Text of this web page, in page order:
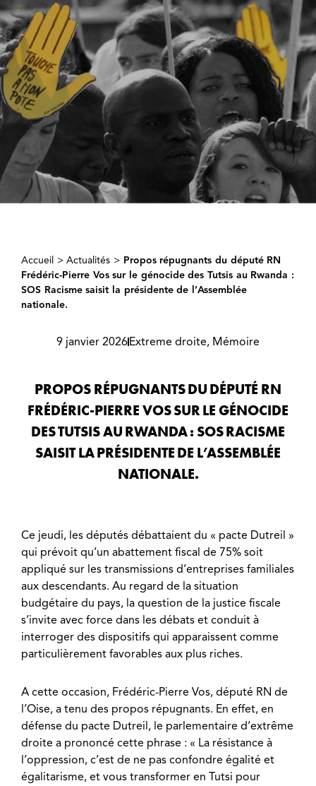
Accueil >Actualités > Propos répugnants du député RN
Frédéric-Pierre Vos sur le génocide des Tutsis au Rwanda :
SOS Racisme saisit la présidente de l’Assemblée
nationale.
9 janvier 2026Extreme droite, Mémoire
PROPOS RÉPUGNANTS DU DÉPUTÉ RN
FRÉDÉRIC-PIERRE VOS SUR LE GÉNOCIDE
DES TUTSIS AU RWANDA : SOS RACISME
SAISIT LA PRÉSIDENTE DE L’ASSEMBLÉE
NATIONALE.
Ce jeudi, les députés débattaient du « pacte Dutreil »
qui prévoit qu’un abattement fiscal de 75% soit
appliqué sur les transmissions d’entreprises familiales
aux descendants. Au regard de la situation
budgétaire du pays, la question de la justice fiscale
s’invite avec force dans les débats et conduit à
interroger des dispositifs qui apparaissent comme
particulièrement favorables aux plus riches.
A cette occasion, Frédéric-Pierre Vos, député RN de
l’Oise, a tenu des propos répugnants. En effet, en
défense du pacte Dutreil, le parlementaire d’extrême
droite a prononcé cette phrase : « La résistance à
l’oppression, c’est de ne pas confondre égalité et
égalitarisme, et vous transformer en Tutsi pour